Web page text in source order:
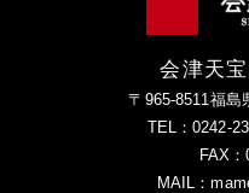
会津天
〒965-8511福島
TEL：0242-
FAX
MAIL：